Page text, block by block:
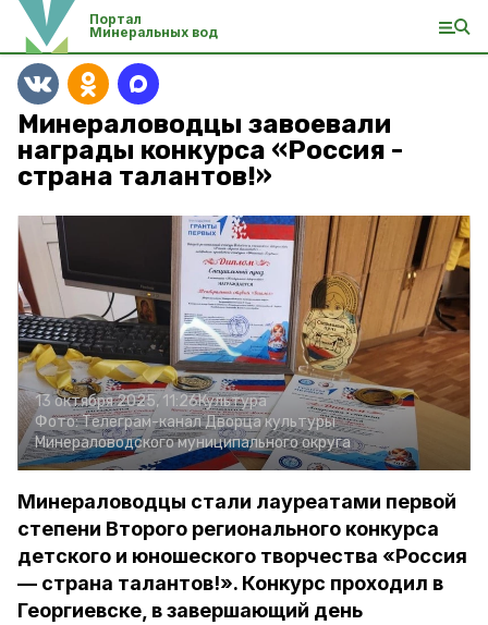
Портал
Минеральных вод
Минераловодцы завоевали
награды конкурса «Россия -
страна талантов!»
13 октября 2025, 11:26Культура
Фото:Телеграм-канал Дворца культуры
Минераловодского муниципального округа
Минераловодцы стали лауреатами первой
степени Второго регионального конкурса
детского и юношеского творчества «Россия
— страна талантов!». Конкурс проходил в
Георгиевске, в завершающий день